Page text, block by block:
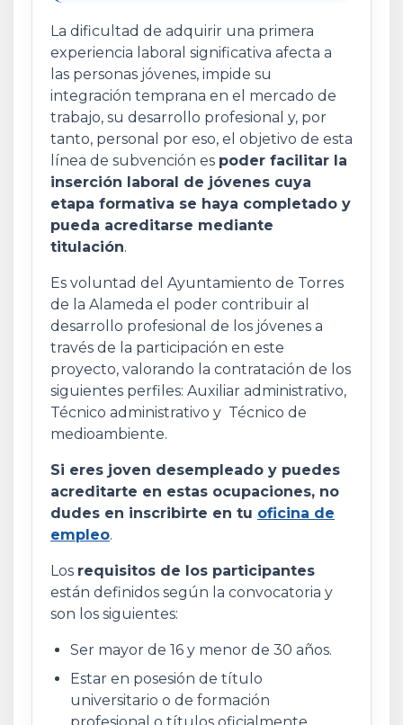
La dificultad de adquirir una primera
experiencia laboral significativa afecta a
las personas jóvenes, impide su
integración temprana en el mercado de
trabajo, su desarrollo profesional y, por
tanto, personal por eso, el objetivo de esta
línea de subvención es poder facilitar la
inserción laboral de jóvenes cuya
etapa formativa se haya completado y
pueda acreditarse mediante
titulación.
Es voluntad del Ayuntamiento de Torres
de la Alameda el poder contribuir al
desarrollo profesional de los jóvenes a
través de la participación en este
proyecto, valorando la contratación de los
siguientes perfiles: Auxiliar administrativo,
Técnico administrativo y Técnico de
medioambiente.
Si eres joven desempleado y puedes
acreditarte en estas ocupaciones, no
dudes en inscribirte en tu oficina de
empleo.
Los requisitos de los participantes
están definidos según la convocatoria y
son los siguientes:
Ser mayor de 16 y menor de 30 años.
Estar en posesión de título
universitario o de formación